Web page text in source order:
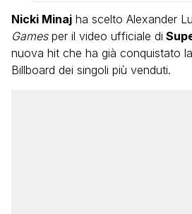
Nicki Minaj ha scelto Alexander
Gamesper il video ufficiale di
nuova hit che ha già conquistato
Billboard dei singoli più venduti.